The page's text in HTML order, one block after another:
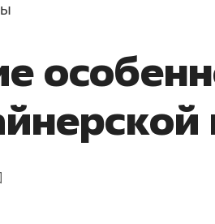
Василь Мазитов
МАРТ
«Не зная местных